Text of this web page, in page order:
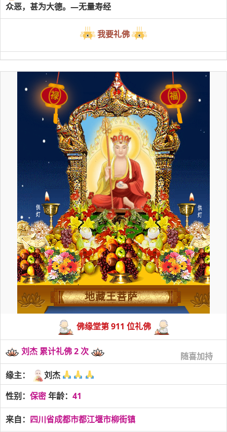
众恶，甚为大德。—无量寿经
我要礼佛
福
禄
地藏王菩萨
佛缘堂第 911 位礼佛
刘杰 累计礼佛 2 次 随喜加持
缘主：
刘杰
性别： 保密年龄： 41
来自： 四川省成都市都江堰市柳街镇